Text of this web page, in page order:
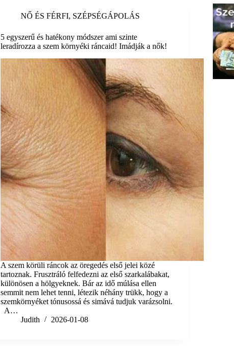
NŐ ÉS FÉRFI, SZÉPSÉGÁPOLÁS
5 egyszerű és hatékony módszer ami szinte
leradírozza a szem környéki ráncaid! Imádják a nők!
A szem körüli ráncok az öregedés első jelei közé
tartoznak. Frusztráló felfedezni az első szarkalábakat,
különösen a hölgyeknek. Bár az idő múlása ellen
semmit nem lehet tenni, létezik néhány trükk, hogy a
szemkörnyéket tónusossá és simává tudjuk varázsolni.
A…
Judith
2026-01-08